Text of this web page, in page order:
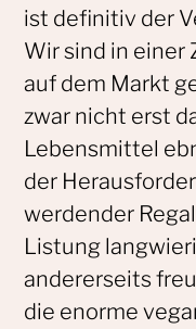
ist definitiv der
Wir sind in einer
auf dem Markt
zwar nicht erst
Lebensmittel
der
werdender
Listung
andererseits
die enorme